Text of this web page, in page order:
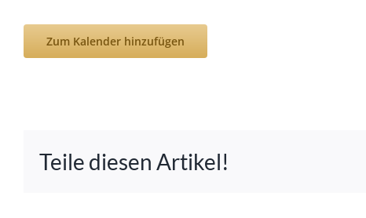
Zum Kalender hinzufügen
Teile diesen Artikel!